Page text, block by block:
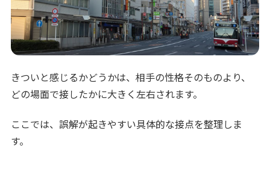
きついと感じるかどうかは、相手の性格そのものより、
どの場面で接したかに大きく左右されます。
ここでは、誤解が起きやすい具体的な接点を整理しま
す。